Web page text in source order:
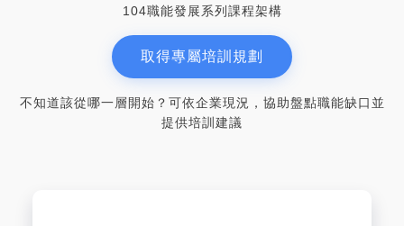
104職能發展系列課程架構
取得專屬培訓規劃
不知道該從哪一層開始？可依企業現況，協助盤點職能缺口並
提供培訓建議